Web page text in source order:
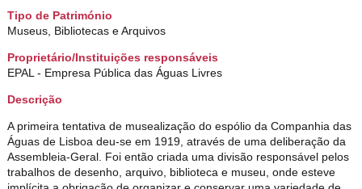
Tipo de Património
Museus, Bibliotecas e Arquivos
Proprietário/Instituições responsáveis
EPAL - Empresa Pública das Águas Livres
Descrição
A primeira tentativa de musealização do espólio da Companhia das
Águas de Lisboa deu-se em 1919, através de uma deliberação da
Assembleia-Geral. Foi então criada uma divisão responsável pelos
trabalhos de desenho, arquivo, biblioteca e museu, onde esteve